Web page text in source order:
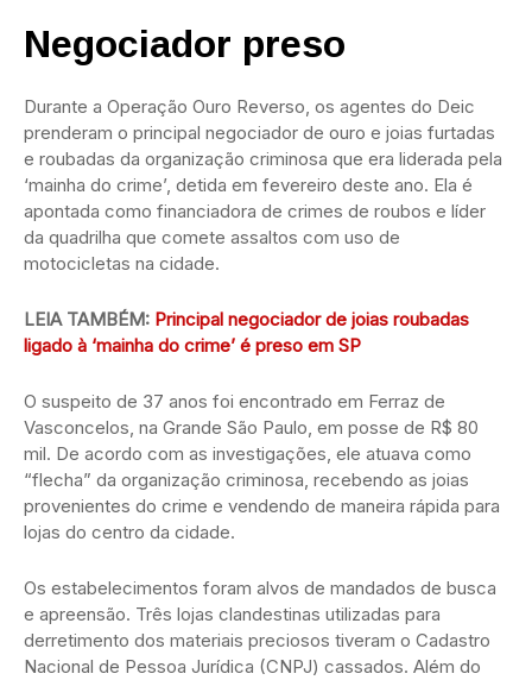
Negociador preso
Durante a Operação Ouro Reverso, os agentes do Deic
prenderam o principal negociador de ouro e joias furtadas
e roubadas da organização criminosa que era liderada pela
‘mainha do crime’, detida em fevereiro deste ano. Ela é
apontada como financiadora de crimes de roubos e líder
da quadrilha que comete assaltos com uso de
motocicletas na cidade.
LEIA TAMBÉM: Principal negociador de joias roubadas
ligado à ‘mainha do crime’ é preso em SP
O suspeito de 37 anos foi encontrado em Ferraz de
Vasconcelos, na Grande São Paulo, em posse de R$ 80
mil. De acordo com as investigações, ele atuava como
“flecha” da organização criminosa, recebendo as joias
provenientes do crime e vendendo de maneira rápida para
lojas do centro da cidade.
Os estabelecimentos foram alvos de mandados de busca
e apreensão. Três lojas clandestinas utilizadas para
derretimento dos materiais preciosos tiveram o Cadastro
Nacional de Pessoa Jurídica (CNPJ) cassados. Além do